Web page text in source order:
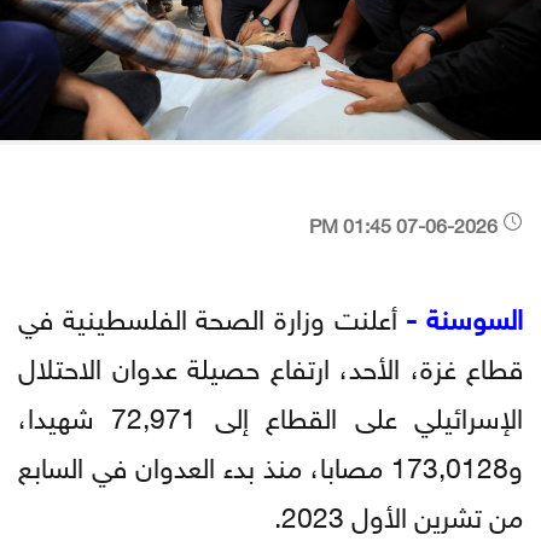
السوسنة -أعلنت وزارة الصحة الفلسطينية في
قطاع غزة، الأحد، ارتفاع حصيلة عدوان الاحتلال
الإسرائيلي على القطاع إلى 72,971 شهيدا،
و173,0128 مصابا، منذ بدء العدوان في السابع
من تشرين الأول 2023.